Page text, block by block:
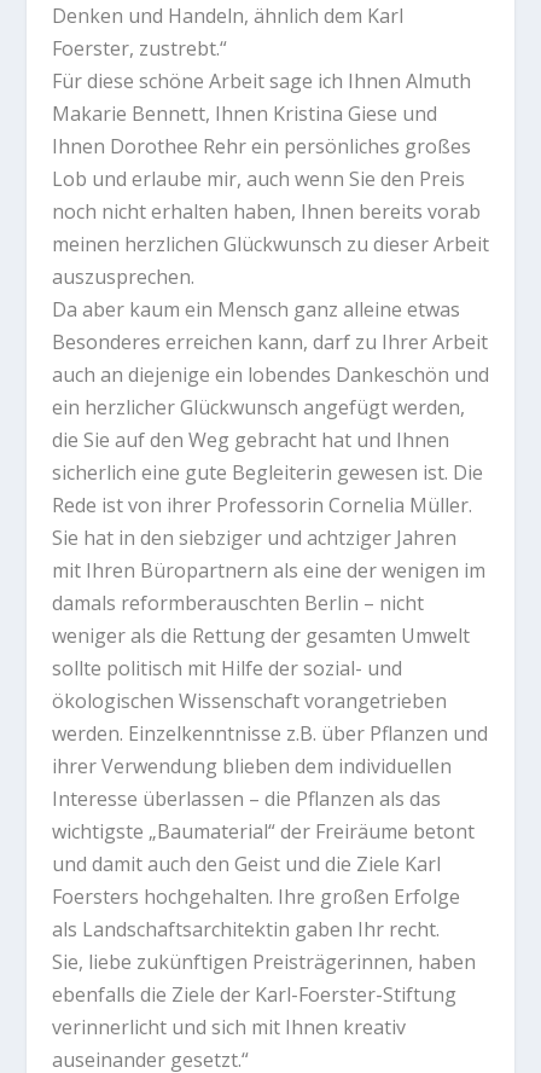
Denken und Handeln, ähnlich dem Karl
Foerster, zustrebt.“
Für diese schöne Arbeit sage ich Ihnen Almuth
Makarie Bennett, Ihnen Kristina Giese und
Ihnen Dorothee Rehr ein persönliches großes
Lob und erlaube mir, auch wenn Sie den Preis
noch nicht erhalten haben, Ihnen bereits vorab
meinen herzlichen Glückwunsch zu dieser Arbeit
auszusprechen.
Da aber kaum ein Mensch ganz alleine etwas
Besonderes erreichen kann, darf zu Ihrer Arbeit
auch an diejenige ein lobendes Dankeschön und
ein herzlicher Glückwunsch angefügt werden,
die Sie auf den Weg gebracht hat und Ihnen
sicherlich eine gute Begleiterin gewesen ist. Die
Rede ist von ihrer Professorin Cornelia Müller.
Sie hat in den siebziger und achtziger Jahren
mit Ihren Büropartnern als eine der wenigen im
damals reformberauschten Berlin – nicht
weniger als die Rettung der gesamten Umwelt
sollte politisch mit Hilfe der sozial- und
ökologischen Wissenschaft vorangetrieben
werden. Einzelkenntnisse z.B. über Pflanzen und
ihrer Verwendung blieben dem individuellen
Interesse überlassen – die Pflanzen als das
wichtigste „Baumaterial“ der Freiräume betont
und damit auch den Geist und die Ziele Karl
Foersters hochgehalten. Ihre großen Erfolge
als Landschaftsarchitektin gaben Ihr recht.
Sie, liebe zukünftigen Preisträgerinnen, haben
ebenfalls die Ziele der Karl-Foerster-Stiftung
verinnerlicht und sich mit Ihnen kreativ
auseinander gesetzt.“